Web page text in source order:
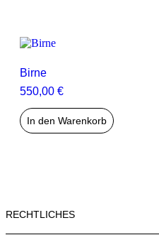
Birne
550,00 €
In den Warenkorb
RECHTLICHES